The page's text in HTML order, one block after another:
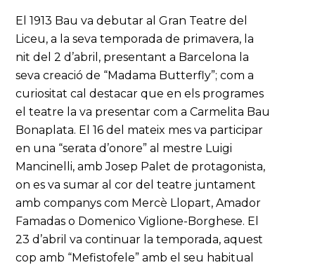
El 1913 Bau va debutar al Gran Teatre del
Liceu, a la seva temporada de primavera, la
nit del 2 d’abril, presentant a Barcelona la
seva creació de “Madama Butterfly”; com a
curiositat cal destacar que en els programes
el teatre la va presentar com a Carmelita Bau
Bonaplata. El 16 del mateix mes va participar
en una “serata d’onore” al mestre Luigi
Mancinelli, amb Josep Palet de protagonista,
on es va sumar al cor del teatre juntament
amb companys com Mercè Llopart, Amador
Famadas o Domenico Viglione-Borghese. El
23 d’abril va continuar la temporada, aquest
cop amb “Mefistofele” amb el seu habitual